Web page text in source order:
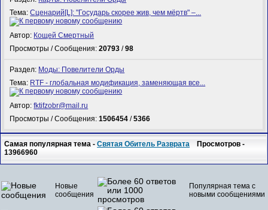
Тема:Сценарий[L]: "Государь скорее жив, чем мёртв" –...
Автор: Кощей Смертный
Просмотры / Сообщения:20793 /98
Раздел: Моды: Повелители Орды
Тема: RTF - глобальная модификация, заменяющая все...
Автор:fktifzobr@mail.ru
Просмотры / Сообщения:1506454 /5366
Самая популярная тема -Святая Обитель Разврата Просмотров -
13966960
Новые
сообщения
Популярная тема с
новыми сообщениями